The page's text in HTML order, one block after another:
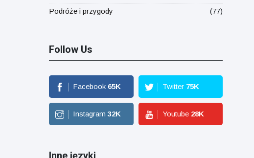
Podróże i przygody
(77)
Follow Us
Facebook 65K Twitter 75K
Instagram 32K Youtube 28K